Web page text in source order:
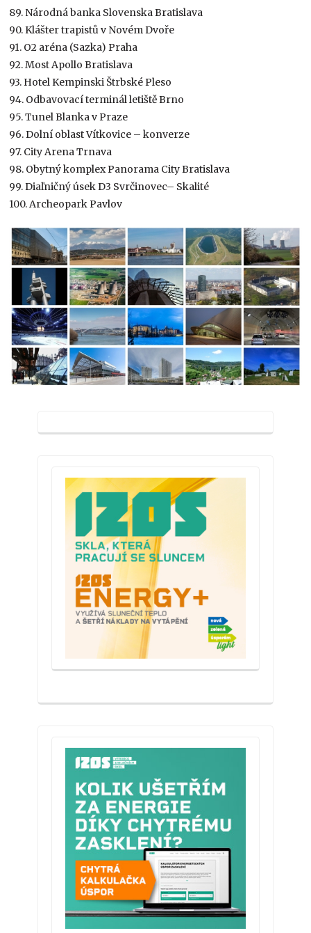
89. Národná banka Slovenska Bratislava
90. Klášter trapistů v Novém Dvoře
91. O2 aréna (Sazka) Praha
92. Most Apollo Bratislava
93. Hotel Kempinski Štrbské Pleso
94. Odbavovací terminál letiště Brno
95. Tunel Blanka v Praze
96. Dolní oblast Vítkovice – konverze
97. City Arena Trnava
98. Obytný komplex Panorama City Bratislava
99. Diaľničný úsek D3 Svrčinovec– Skalité
100. Archeopark Pavlov